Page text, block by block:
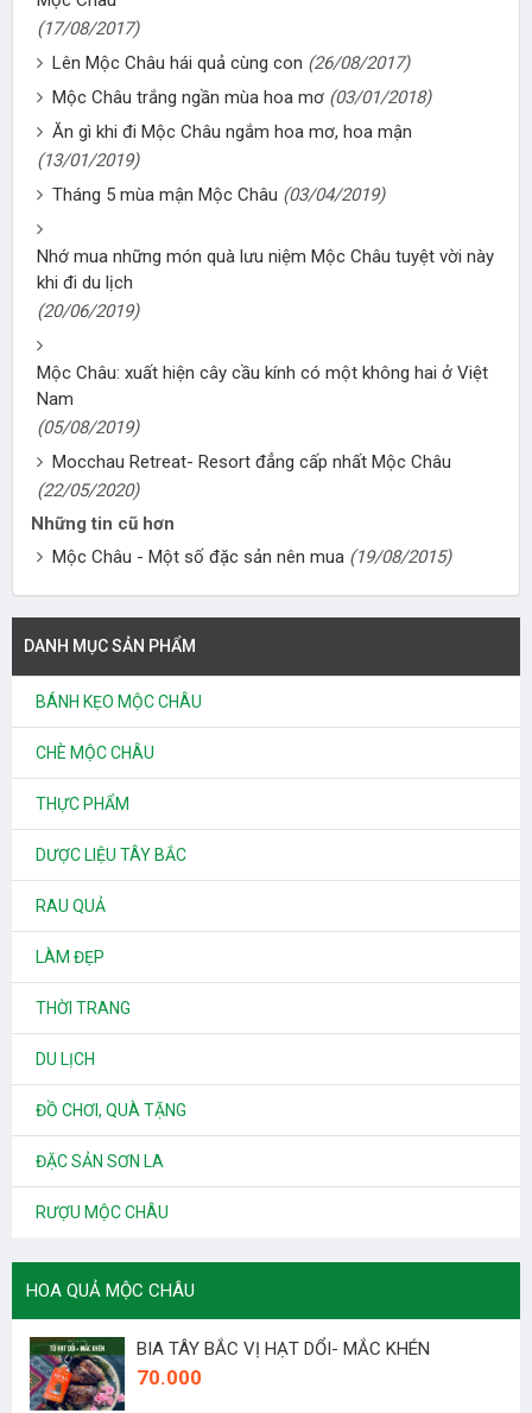
(17/08/2017)
Lên Mộc Châu hái quả cùng con (26/08/2017)
Mộc Châu trắng ngần mùa hoa mơ (03/01/2018)
Ăn gì khi đi Mộc Châu ngắm hoa mơ, hoa mận
(13/01/2019)
​Tháng 5 mùa mận Mộc Châu (03/04/2019)
Nhớ mua những món quà lưu niệm Mộc Châu tuyệt vời này
khi đi du lịch
(20/06/2019)
Mộc Châu: xuất hiện cây cầu kính có một không hai ở Việt
Nam
(05/08/2019)
Mocchau Retreat- Resort đẳng cấp nhất Mộc Châu
(22/05/2020)
Những tin cũ hơn
Mộc Châu - Một số đặc sản nên mua (19/08/2015)
DANH MỤC SẢN PHẨM
BÁNH KẸO MỘC CHÂU
CHÈ MỘC CHÂU
THỰC PHẨM
DƯỢC LIỆU TÂY BẮC
RAU QUẢ
LÀM ĐẸP
THỜI TRANG
DU LỊCH
ĐỒ CHƠI, QUÀ TẶNG
ĐẶC SẢN SƠN LA
RƯỢU MỘC CHÂU
HOA QUẢ MỘC CHÂU
BIA TÂY BẮC VỊ HẠT DỔI- MẮC KHÉN
70.000